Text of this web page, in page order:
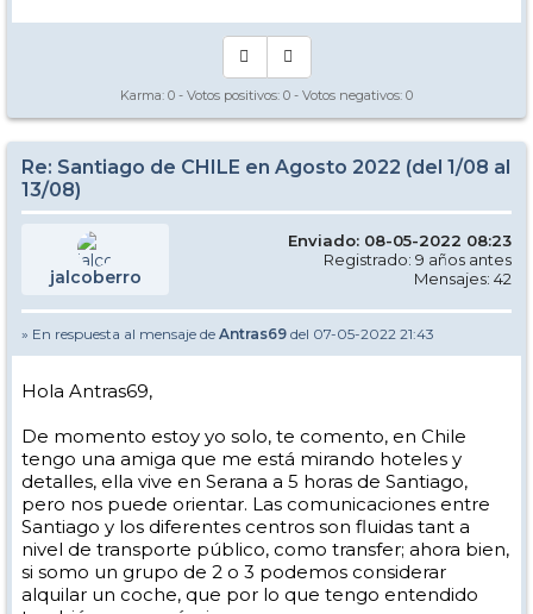
Karma: 0 - Votos positivos: 0 - Votos negativos: 0
Re: Santiago de CHILE en Agosto 2022 (del 1/08 al
13/08)
jalcoberro
Enviado: 08-05-2022 08:23
Registrado: 9 años antes
Mensajes: 42
» En respuesta al mensaje de Antras69 del 07-05-2022 21:43
Hola Antras69,
De momento estoy yo solo, te comento, en Chile
tengo una amiga que me está mirando hoteles y
detalles, ella vive en Serana a 5 horas de Santiago,
pero nos puede orientar. Las comunicaciones entre
Santiago y los diferentes centros son fluidas tant a
nivel de transporte público, como transfer; ahora bien,
si somo un grupo de 2 o 3 podemos considerar
alquilar un coche, que por lo que tengo entendido